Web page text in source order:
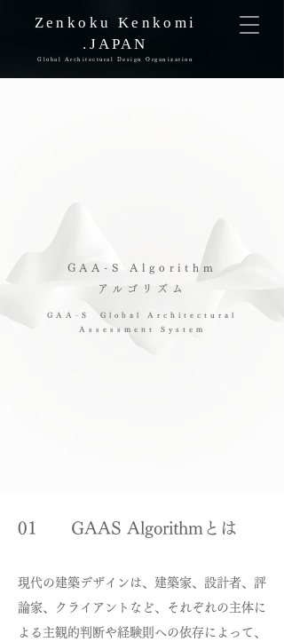
Global Architectural Design Organization
Zenkoku Kenkomi
.JAPAN
GAA-S Algorithm
アルゴリズム
GAA-S Global Architectural
Assessment System
01 GAAS Algorithmとは
現代の建築デザインは、建築家、設計者、評
論家、クライアントなど、それぞれの主体に
よる主観的判断や経験則への依存によって、